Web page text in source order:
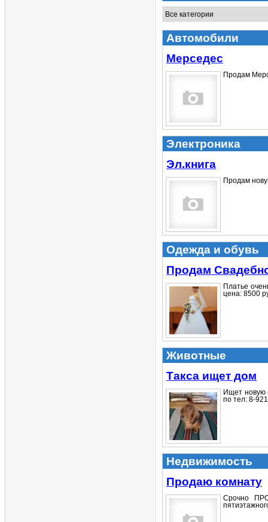
Автомобили
Мерседес
Продам
Электроника
Эл.книга
Продам
Одежда и обувь
Продам
Платье
цена: 8500
Животные
Такса ищет дом
Ищет новую
по тел: 8-
Недвижимость
Продаю комнату
Срочно